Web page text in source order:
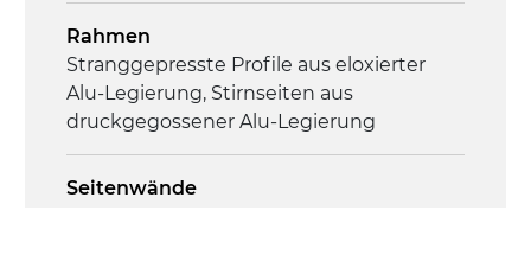
Rahmen
Stranggepresste Profile aus eloxierter
Alu-Legierung, Stirnseiten aus
druckgegossener Alu-Legierung
Seitenwände